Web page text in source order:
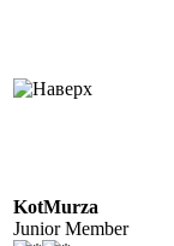
KotMurza
Junior Member